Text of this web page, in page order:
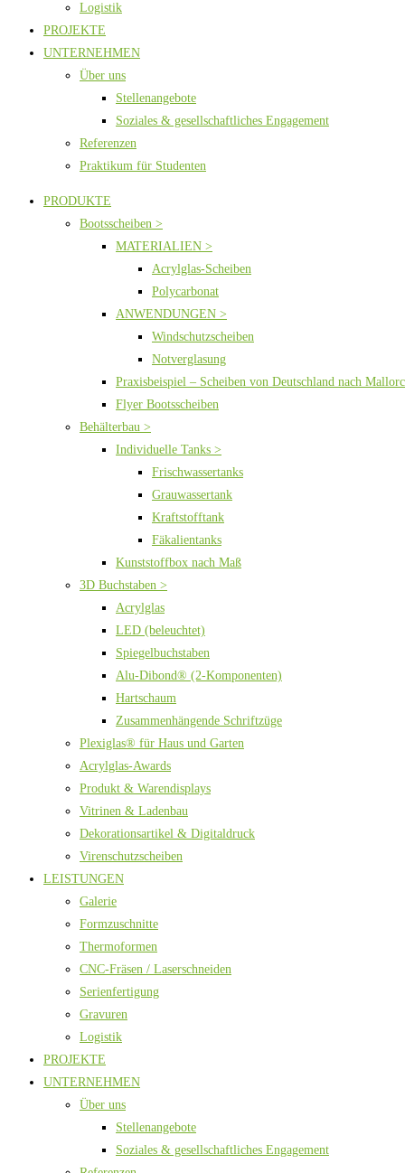
Logistik
PROJEKTE
UNTERNEHMEN
Über uns
Stellenangebote
Soziales & gesellschaftliches Engagement
Referenzen
Praktikum für Studenten
PRODUKTE
Bootsscheiben >
MATERIALIEN >
Acrylglas-Scheiben
Polycarbonat
ANWENDUNGEN >
Windschutzscheiben
Notverglasung
Praxisbeispiel – Scheiben von Deutschland nach
Flyer Bootsscheiben
Behälterbau >
Individuelle Tanks >
Frischwassertanks
Grauwassertank
Kraftstofftank
Fäkalientanks
Kunststoffbox nach Maß
3D Buchstaben >
Acrylglas
LED (beleuchtet)
Spiegelbuchstaben
Alu-Dibond® (2-Komponenten)
Hartschaum
Zusammenhängende Schriftzüge
Plexiglas® für Haus und Garten
Acrylglas-Awards
Produkt & Warendisplays
Vitrinen & Ladenbau
Dekorationsartikel & Digitaldruck
Virenschutzscheiben
LEISTUNGEN
Galerie
Formzuschnitte
Thermoformen
CNC-Fräsen / Laserschneiden
Serienfertigung
Gravuren
Logistik
PROJEKTE
UNTERNEHMEN
Über uns
Stellenangebote
Soziales & gesellschaftliches Engagement